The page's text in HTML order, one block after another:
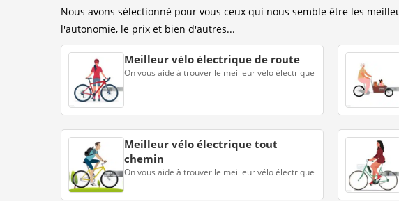
Nous avons sélectionné pour vous ceux qui nous semble être les
l'autonomie, le prix et bien d'autres...
Meilleur vélo électrique de route
On vous aide à trouver le meilleur vélo électrique
Meilleur vélo électrique tout
chemin
On vous aide à trouver le meilleur vélo électrique